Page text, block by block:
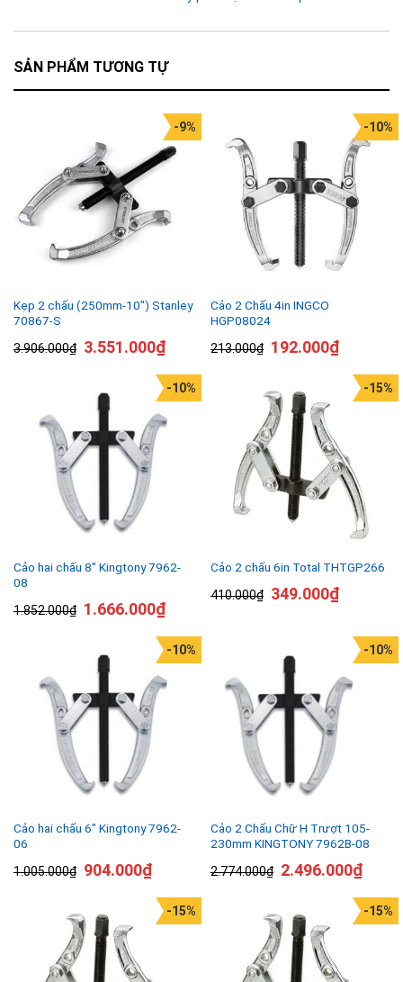
SẢN PHẨM TƯƠNG TỰ
Kẹp 2 chấu (250mm-10″) Stanley
70867-S
3.906.000₫
-9%
3.551.000₫
Cảo 2 Chấu 4in INGCO
HGP08024
213.000₫
-10%
192.000₫
Cảo hai chấu 8″ Kingtony 7962-
08
1.852.000₫
-10%
1.666.000₫
Cảo 2 chấu 6in Total THTGP266
410.000₫
-15%
349.000₫
Cảo hai chấu 6″ Kingtony 7962-
06
1.005.000₫
-10%
904.000₫
Cảo 2 Chấu Chữ H Trượt 105-
230mm KINGTONY 7962B-08
2.774.000₫
-10%
2.496.000₫
-15% -15%